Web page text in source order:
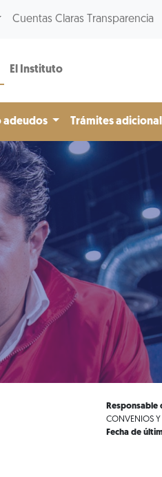
Cuentas Claras Transparencia
El Instituto
adeudos Trámites
Responsable
CONVENIOS Y
Fecha de